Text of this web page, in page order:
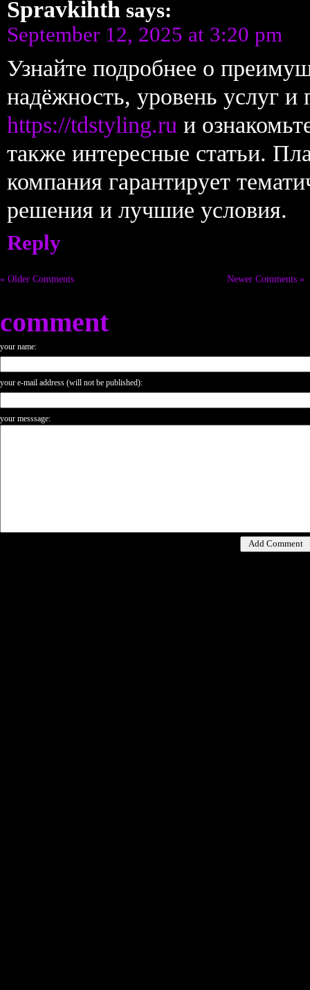
Spravkihth says:
September 12, 2025 at 3:20 pm
Узнайте подробнее о
надёжность, уровень услуг
https://tdstyling.ru и
также интересные статьи.
компания гарантирует
решения и лучшие условия.
Reply
« Older Comments Newer Comments »
comment
your name:
your e-mail address (will not be published):
your messsage: